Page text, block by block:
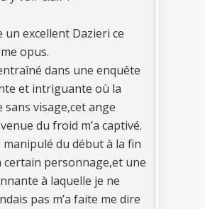
un excellent Dazieri ce
opus.
dans une enquête
et intriguante où la
sans visage,cet ange
du froid m’a captivé.
manipulé du début à la fin
certain personnage,et une
à laquelle je ne
pas m’a faite me dire